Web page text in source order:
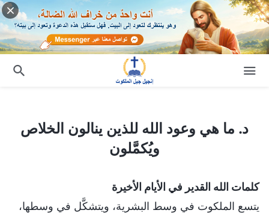
د. ما هي وعود الله للذين ينالون الخلاص ويُكمَّلون
د. ما هي وعود الله للذين ينالون الخلاص
ويُكمَّلون
كلمات الله القدير في الأيام الأخيرة
يتسع الملكوت في وسط البشرية، ويتشكَّل في وسطها،